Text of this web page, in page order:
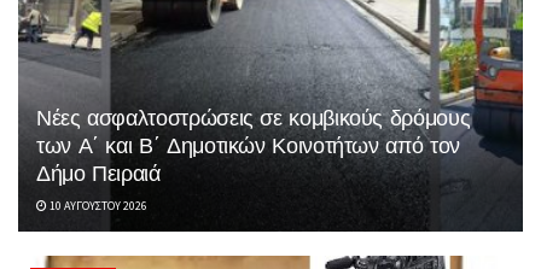
Νέες ασφαλτοστρώσεις σε κομβικούς δρόμους
των Α΄ και Β΄ Δημοτικών Κοινοτήτων από τον
Δήμο Πειραιά
10 ΑΥΓΟΎΣΤΟΥ 2026